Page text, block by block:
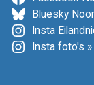
Bluesky
Insta
Insta foto's »